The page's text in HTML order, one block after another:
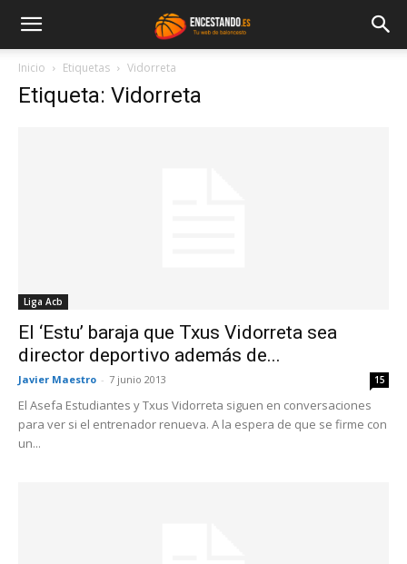
Inicio Etiquetas Vidorreta
Etiqueta: Vidorreta
Liga Acb
El ‘Estu’ baraja que Txus Vidorreta sea
director deportivo además de...
Javier Maestro - 7 junio 2013 15
El Asefa Estudiantes y Txus Vidorreta siguen en conversaciones
para ver si el entrenador renueva. A la espera de que se firme con
un...